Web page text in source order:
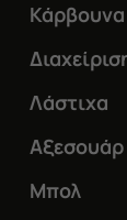
Κάρβουνα
Λάστιχα
Αξεσουάρ
Μπολ